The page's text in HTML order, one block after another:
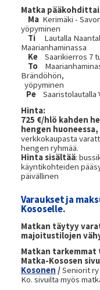
Matka
MaKerimäki -
yöpyminen
Ti
Lautalla
Maarianhaminassa
KeSaarikierros 7
To
Brändöhön,
yöpyminen
PeSaaristolautalla
Hinta:
725 €/hlö kahden
hengen huoneessa,
verkkokaupasta
hengen ryhmää.
Hinta sisältää:
käyntikohteiden
päivällinen
Varaukset ja
Kososelle.
Matkan täytyy
majoitustilojen
Matkan
Matka-Kososen
Kosonen /Seniorit ry
Ko. sivuilta myös